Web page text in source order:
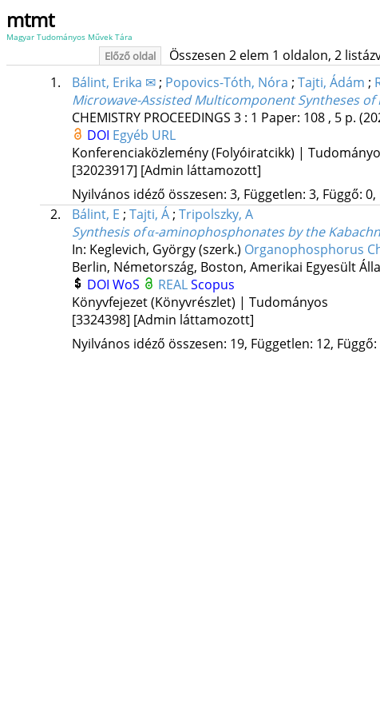
mtmt
Magyar Tudományos Művek Tára
Előző oldal Összesen 2 elem 1 oldalon, 2
1. Bálint, Erika ✉; Popovics-Tóth, Nóra ; Tajti, Ádám ;
Microwave-Assisted Multicomponent Syntheses
CHEMISTRY PROCEEDINGS 3: 1 Paper: 108 , 5 p.
DOI Egyéb URL
Konferenciaközlemény (Folyóiratcikk) |
[32023917] [Admin láttamozott]
Nyilvános idéző összesen: 3, Független: 3, Függő:
2.
Bálint, E ; Tajti, Á; Tripolszky, A
Synthesis of α-aminophosphonates by the
In: Keglevich, György (szerk.) Organophosphorus
Berlin, Németország, Boston, Amerikai Egyesült
DOI WoS REALScopus
Könyvfejezet (Könyvrészlet) | Tudományos
[3324398] [Admin láttamozott]
Nyilvános idéző összesen: 19, Független: 12,